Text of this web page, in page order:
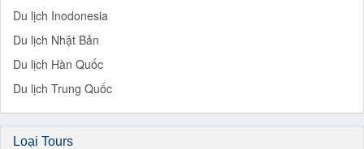
Du lịch Inodonesia
Du lịch Nhật Bản
Du lịch Hàn Quốc
Du lịch Trung Quốc
Loại Tours